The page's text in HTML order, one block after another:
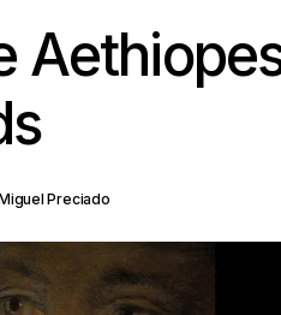
Reseñas 14.
Preciado